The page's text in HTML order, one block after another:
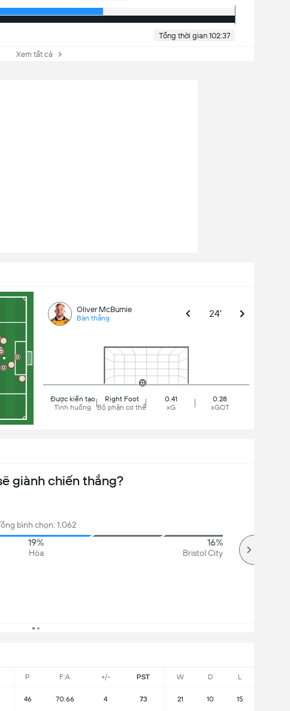
Tổng thời gian 102:37
Xem tất cả
Oliver McBurnie
Bàn thắng 24'
Được kiến tạo
Tình huống
Right Foot
Bộ phận cơ thể
0.41
xG
0.28
xGOT
P F:A +/- PST W D L
46 70:66 4 73 21 10 15
giành chiến thắng?
bình chọn: 1,062
19%
Hòa
16%
Bristol City